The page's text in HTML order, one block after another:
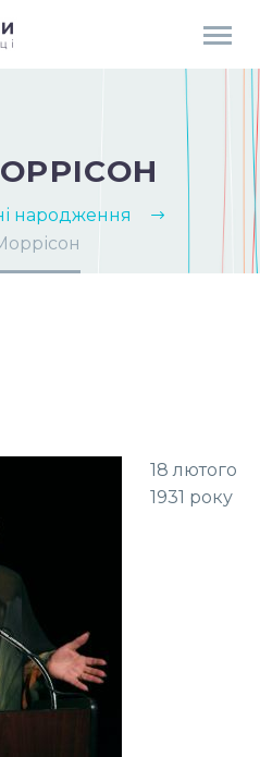
народження
18 лютого
1931 року